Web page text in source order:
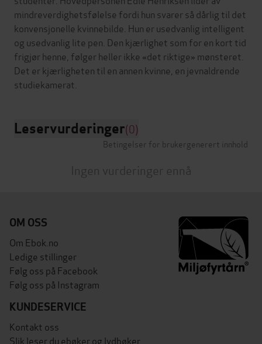
mindreverdighetsfølelse fordi hun svarer så dårlig til det
konvensjonelle kvinnebilde. Hun er usedvanlig intelligent
og usedvanlig lite pen. Den kjærlighet som for en kort tid
frigjør henne, følger heller ikke «det riktige» mønsteret.
Det er kjærligheten til en annen kvinne, en jevnaldrende
Leservurderinger(0)
Betingelser for brukergenerert innhold
Ingen vurderinger ennå
OM OSS
Om Ebok.no
Ledige stillinger
Følg oss på Facebook
Følg oss på Instagram
KUNDESERVICE
Kontakt oss
Slik leser du ebøker og lydbøker